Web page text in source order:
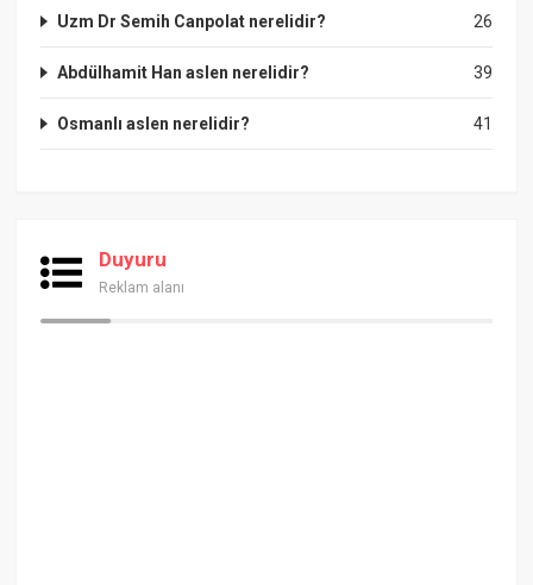
26
Uzm Dr Semih Canpolat nerelidir?
39
Abdülhamit Han aslen nerelidir?
41
Osmanlı aslen nerelidir?
Duyuru
Reklam alanı